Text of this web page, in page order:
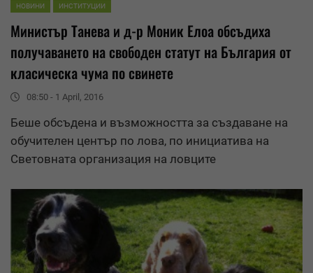
НОВИНИ ИНСТИТУЦИИ
Министър Танева и д-р Моник Елоа обсъдиха
получаването на свободен статут на България от
класическа чума по свинете
08:50 - 1 April, 2016
Беше обсъдена и възможността за създаване на
обучителен център по лова, по инициатива на
Световната организация на ловците